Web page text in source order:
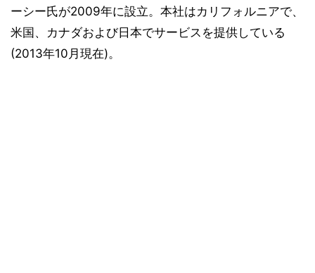
ーシー氏が2009年に設立。本社はカリフォルニアで、
米国、カナダおよび日本でサービスを提供している
(2013年10月現在)。